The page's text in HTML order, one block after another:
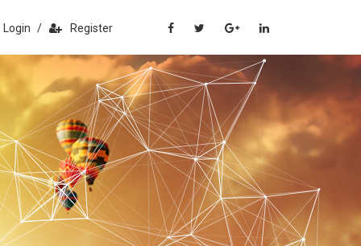
Login / Register